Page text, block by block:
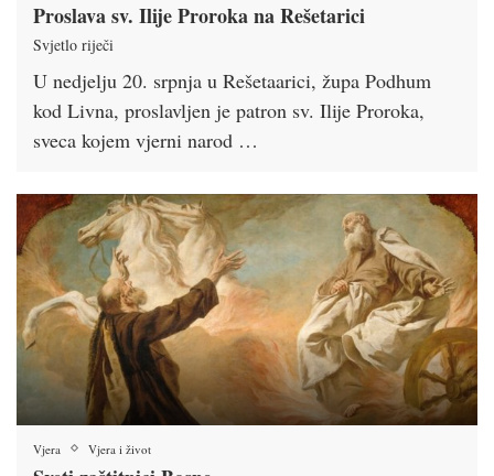
Proslava sv. Ilije Proroka na Rešetarici
Svjetlo riječi
U nedjelju 20. srpnja u Rešetaarici, župa Podhum
kod Livna, proslavljen je patron sv. Ilije Proroka,
sveca kojem vjerni narod …
Vjera Vjera i život